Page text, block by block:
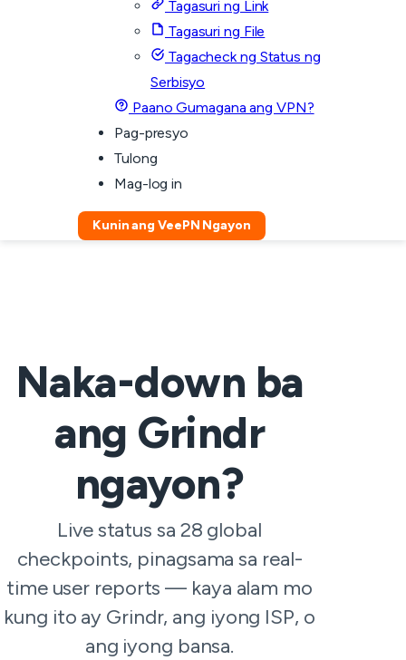
Tagasuri ng Link
Tagasuri ng File
Tagacheck ng Status ng
Serbisyo
Paano Gumagana ang VPN?
Pag-presyo
Tulong
Mag-log in
Kunin ang VeePN Ngayon
Naka-down ba
ang Grindr
ngayon?
Live status sa 28 global
checkpoints, pinagsama sa real-
time user reports — kaya alam mo
kung ito ay Grindr, ang iyong ISP, o
ang iyong bansa.